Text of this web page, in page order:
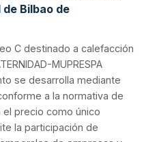
Bilbao de
C destinado a calefacción
MUPRESPA
se desarrolla mediante
a la normativa de
precio como único
la participación de